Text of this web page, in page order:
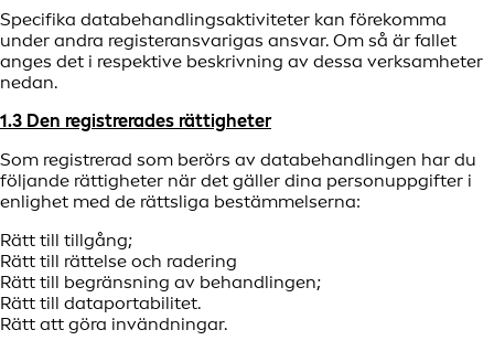
Specifika databehandlingsaktiviteter kan förekomma
under andra registeransvarigas ansvar. Om så är fallet
anges det i respektive beskrivning av dessa verksamheter
nedan.
1.3 Den registrerades rättigheter
Som registrerad som berörs av databehandlingen har du
följande rättigheter när det gäller dina personuppgifter i
enlighet med de rättsliga bestämmelserna:
Rätt till tillgång;
Rätt till rättelse och radering
Rätt till begränsning av behandlingen;
Rätt till dataportabilitet.
Rätt att göra invändningar.